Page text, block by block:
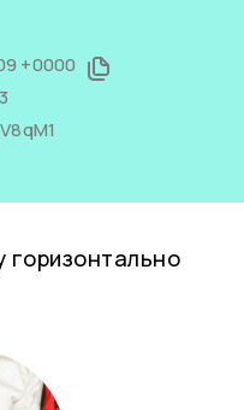
+0000
горизонтально